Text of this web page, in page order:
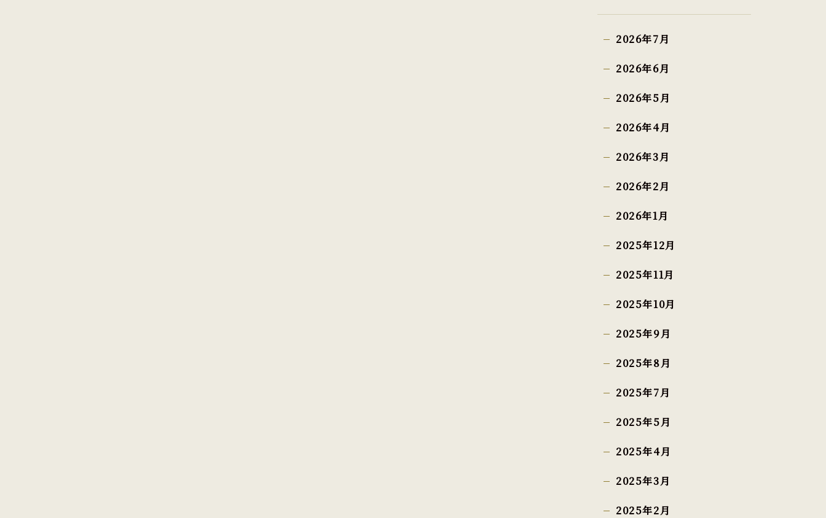
2026年7月
2026年6月
2026年5月
2026年4月
2026年3月
2026年2月
2026年1月
2025年12月
2025年11月
2025年10月
2025年9月
2025年8月
2025年7月
2025年5月
2025年4月
2025年3月
2025年2月